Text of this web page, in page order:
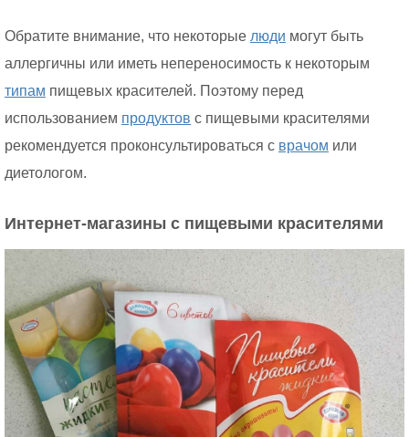
Обратите внимание, что некоторые люди могут быть
аллергичны или иметь непереносимость к некоторым
типам пищевых красителей. Поэтому перед
использованием продуктов с пищевыми красителями
рекомендуется проконсультироваться с врачом или
диетологом.
Интернет-магазины с пищевыми красителями